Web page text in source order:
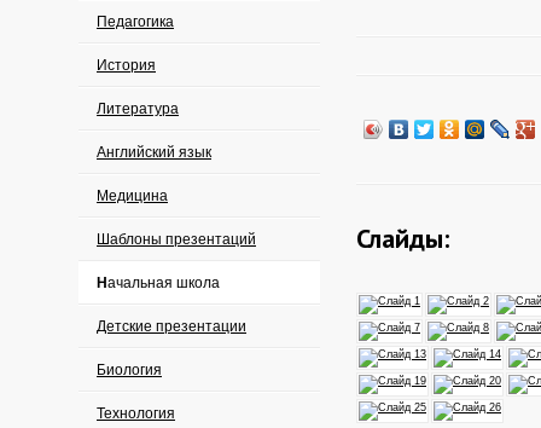
Педагогика
История
Литература
Английский язык
Медицина
Шаблоны презентаций
Начальная школа
Детские презентации
Биология
Технология
Слайды: